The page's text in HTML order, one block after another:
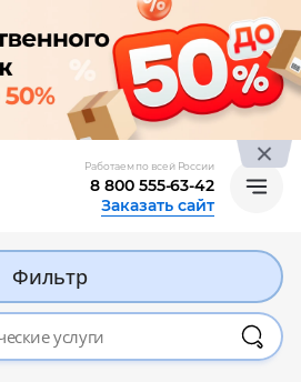
Работаем по всей России
8 800 555-63-42
Заказать сайт
Фильтр